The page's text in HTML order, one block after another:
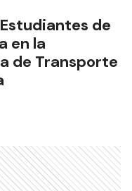
de
en la
de Transporte